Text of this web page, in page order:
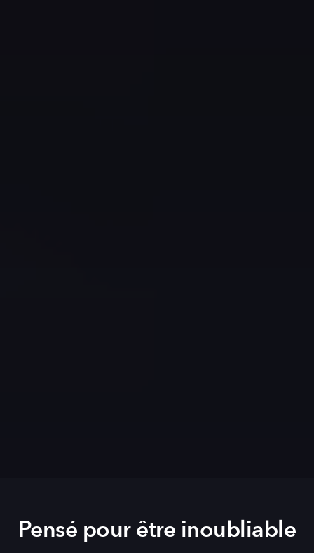
Pensé pour être inoubliable